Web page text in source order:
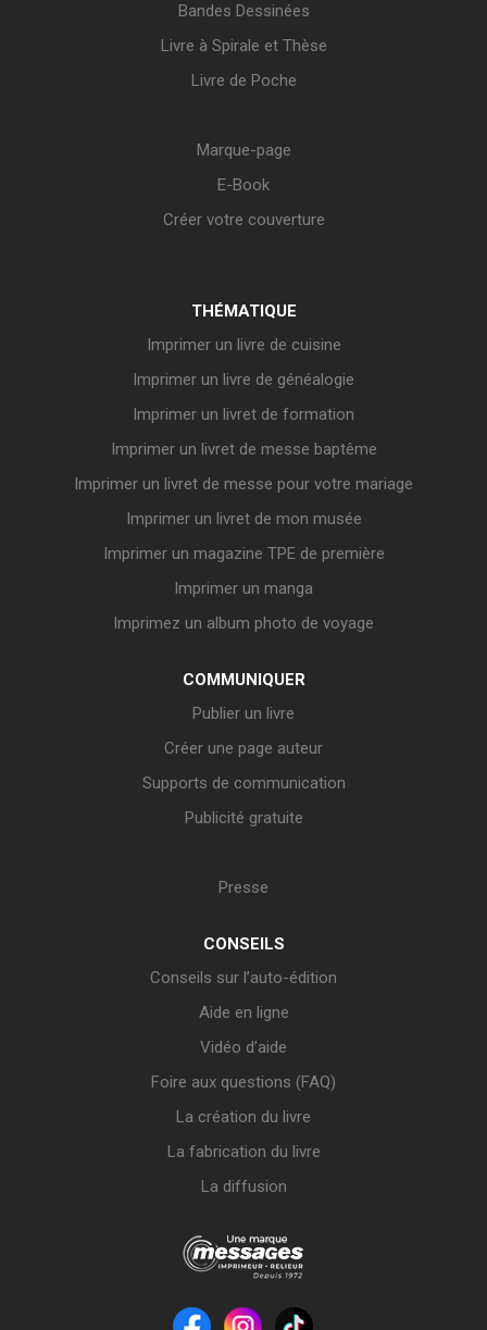
Bandes Dessinées
Livre à Spirale et Thèse
Livre de Poche
Marque-page
E-Book
Créer votre couverture
THÉMATIQUE
Imprimer un livre de cuisine
Imprimer un livre de généalogie
Imprimer un livret de formation
Imprimer un livret de messe baptême
Imprimer un livret de messe pour votre mariage
Imprimer un livret de mon musée
Imprimer un magazine TPE de première
Imprimer un manga
Imprimez un album photo de voyage
COMMUNIQUER
Publier un livre
Créer une page auteur
Supports de communication
Publicité gratuite
Presse
CONSEILS
Conseils sur l’auto-édition
Aide en ligne
Vidéo d’aide
Foire aux questions (FAQ)
La création du livre
La fabrication du livre
La diffusion